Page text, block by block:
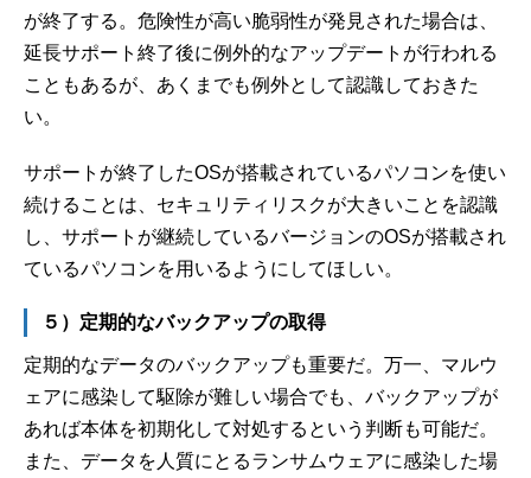
が終了する。危険性が高い脆弱性が発見された場合は、
延長サポート終了後に例外的なアップデートが行われる
こともあるが、あくまでも例外として認識しておきた
い。
サポートが終了したOSが搭載されているパソコンを使い
続けることは、セキュリティリスクが大きいことを認識
し、サポートが継続しているバージョンのOSが搭載され
ているパソコンを用いるようにしてほしい。
５）定期的なバックアップの取得
定期的なデータのバックアップも重要だ。万一、マルウ
ェアに感染して駆除が難しい場合でも、バックアップが
あれば本体を初期化して対処するという判断も可能だ。
また、データを人質にとるランサムウェアに感染した場